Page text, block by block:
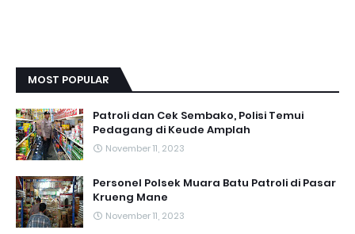
MOST POPULAR
Patroli dan Cek Sembako, Polisi Temui
Pedagang di Keude Amplah
November 11, 2023
Personel Polsek Muara Batu Patroli di Pasar
Krueng Mane
November 11, 2023